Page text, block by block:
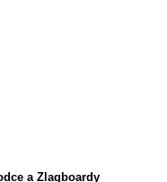
a Zlagboardy